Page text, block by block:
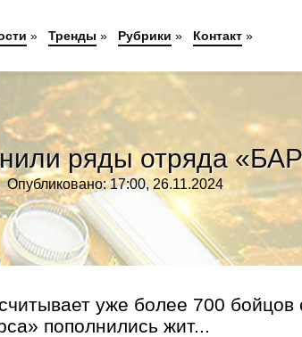
ряды отряда
Опубликовано: 17:00, 26.11.2024
уже более 700 бойцов
пополнились жит...
» Тренды » Рубрики » Контакт»